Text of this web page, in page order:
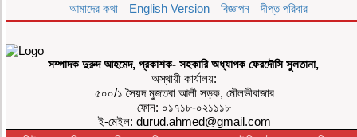
»কমলগঞ্জের শমশেরনগর চা বাগানে অতিরিক্ত মদপানে অসুস্থ হয়ে যুবকের
»দৈনিক ৫০০ টাকা মজুরিসহ চা শ্রমিক ইউনিয়নের নির্বাচনের দাবিতে
কমলগঞ্জে চা-শ্রমিকদের মানববন্ধন
এআই দিয়ে এমপি নাসের রহমানের অশ্লীল ভিডিও ছড়ানোর অভিযোগে
সাভার থেকে আসামি গ্রেপ্তার
কমলগঞ্জে পতনঊষারে দাদন ব্যবসায়ীদের মানসিক চাপে এক স্বর্ণ ব্যবসায়ীর
আত্মহত্যা
»মৌলভীবাজার ভোক্তা অধিকার আইনে ৩ প্রতিষ্ঠানকে ৭ হাজার টাকা
কমলগঞ্জে সনাতন ধর্মীয় বিশেষ সম্মেলন অনুষ্টিত
মৌলভীবাজারে তারেক রহমানের জন্মদিন উপলক্ষে আলোচনা সভা ও র‌্যালি
আমাদের কথা English Version বিজ্ঞাপন দীপ্ত পরিবার
সম্পাদক দুরুদ আহমেদ, প্রকাশক- সহকারি অধ্যাপক ফেরদৌসি সুলতানা,
অস্থায়ী কার্যালয়:
৫০০/১ সৈয়দ মুজতবা আলী সড়ক, মৌলভীবাজার
ফোন: ০১৭১৮-০২১১১৮
ই-মেইল: durud.ahmed@gmail.com